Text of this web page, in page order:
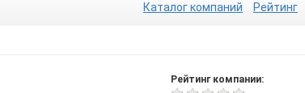
Каталог компаний Рейтинг
Рейтинг компании: